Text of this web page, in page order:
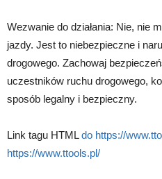
Wezwanie do działania: Nie, nie
jazdy. Jest to niebezpieczne i
drogowego. Zachowaj
uczestników ruchu drogowego,
sposób legalny i bezpieczny.
Link tagu HTMLdo https://
https://www.ttools.pl/